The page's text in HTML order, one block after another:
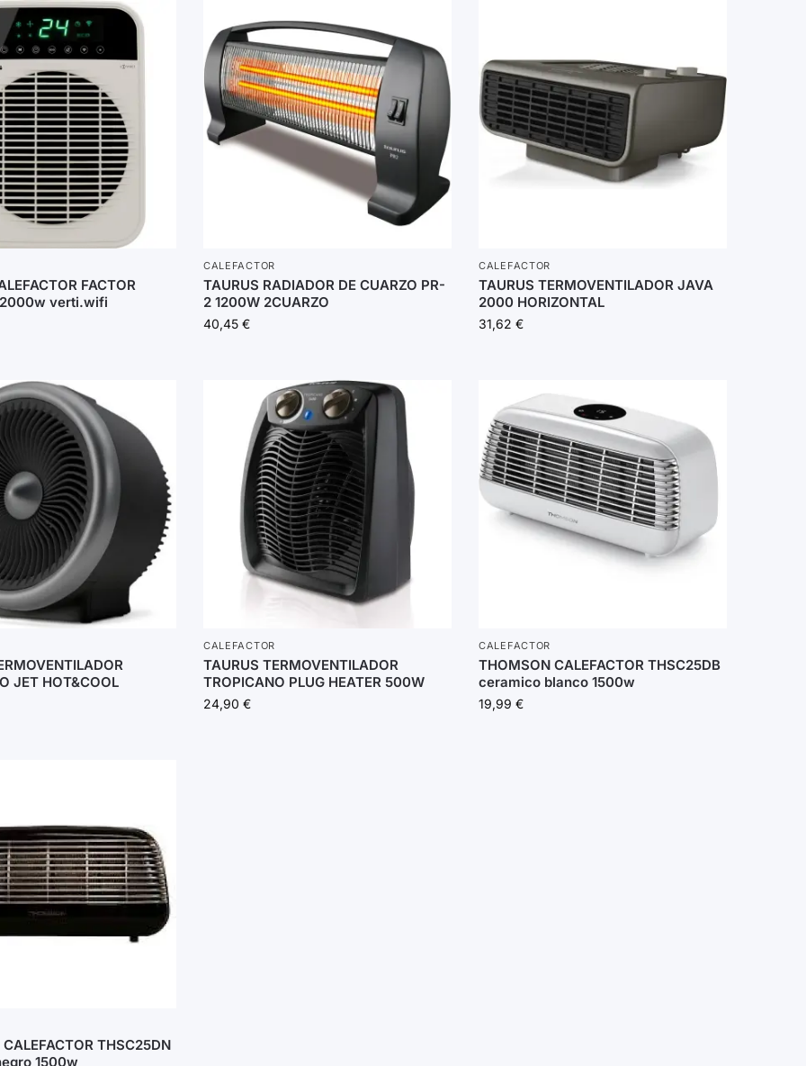
FACTOR
2000w verti.wifi
CALEFACTOR
TAURUS RADIADOR DE CUARZO PR-
2 1200W 2CUARZO
40,45 €
CALEFACTOR
TAURUS TERMOVENTILADOR JAVA
2000 HORIZONTAL
31,62€
JET HOT&COOL
CALEFACTOR
TAURUS TERMOVENTILADOR
TROPICANO PLUG HEATER 500W
24,90 €
CALEFACTOR
THOMSON CALEFACTOR THSC25DB
ceramico blanco 1500w
19,99€
THSC25DN
1500w